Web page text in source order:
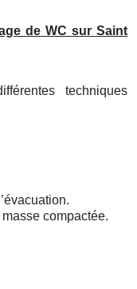
de WC sur Saint
techniques
compactée.